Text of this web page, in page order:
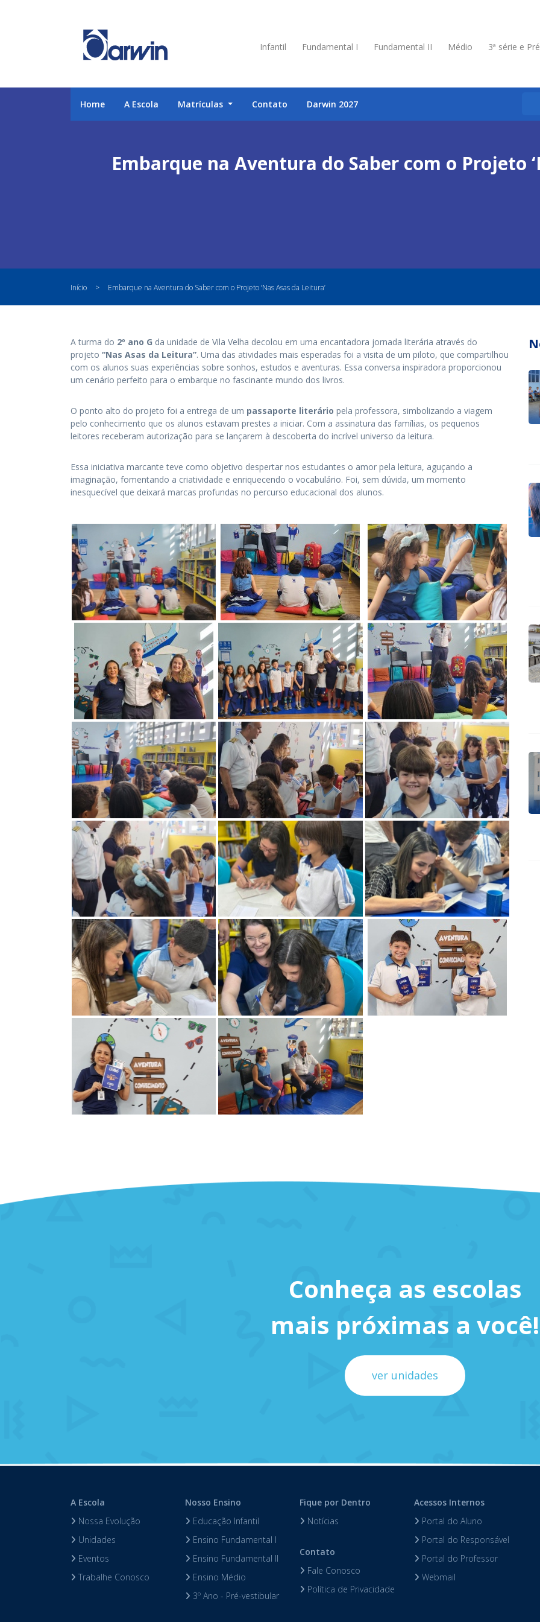
Infantil Fundamental I Fundamental II Médio 3ª série e
Home A Escola Matrículas Contato Darwin 2027
Embarque na Aventura do Saber com o Projeto
Início > Embarque na Aventura do Saber com o Projeto ‘Nas Asas da Leitura’
A turma do 2º ano G da unidade de Vila Velha decolou em uma encantadora jornada literária através do
projeto “Nas Asas da Leitura”. Uma das atividades mais esperadas foi a visita de um piloto, que compartilhou
com os alunos suas experiências sobre sonhos, estudos e aventuras. Essa conversa inspiradora proporcionou
um cenário perfeito para o embarque no fascinante mundo dos livros.
O ponto alto do projeto foi a entrega de um passaporte literário pela professora, simbolizando a viagem
pelo conhecimento que os alunos estavam prestes a iniciar. Com a assinatura das famílias, os pequenos
leitores receberam autorização para se lançarem à descoberta do incrível universo da leitura.
Essa iniciativa marcante teve como objetivo despertar nos estudantes o amor pela leitura, aguçando a
imaginação, fomentando a criatividade e enriquecendo o vocabulário. Foi, sem dúvida, um momento
inesquecível que deixará marcas profundas no percurso educacional dos alunos.
Conheça as escolas
mais próximas a você!
ver unidades
A Escola
Nossa Evolução
Unidades
Eventos
Trabalhe Conosco
Nosso Ensino
Educação Infantil
Ensino Fundamental I
Ensino Fundamental II
Ensino Médio
3º Ano - Pré-vestibular
Fique por Dentro
Notícias
Contato
Fale Conosco
Política de Privacidade
Acessos Internos
Portal do Aluno
Portal do Responsável
Portal do Professor
Webmail